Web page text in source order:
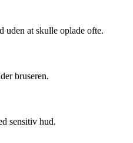
uden at skulle oplade ofte.
bruseren.
sensitiv hud.